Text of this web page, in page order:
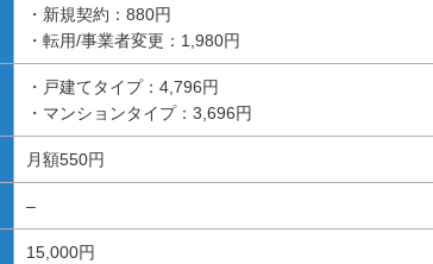
・新規契約：880円
・転用/事業者変更：1,980円
・戸建てタイプ：4,796円
・マンションタイプ：3,696円
月額550円
–
15,000円